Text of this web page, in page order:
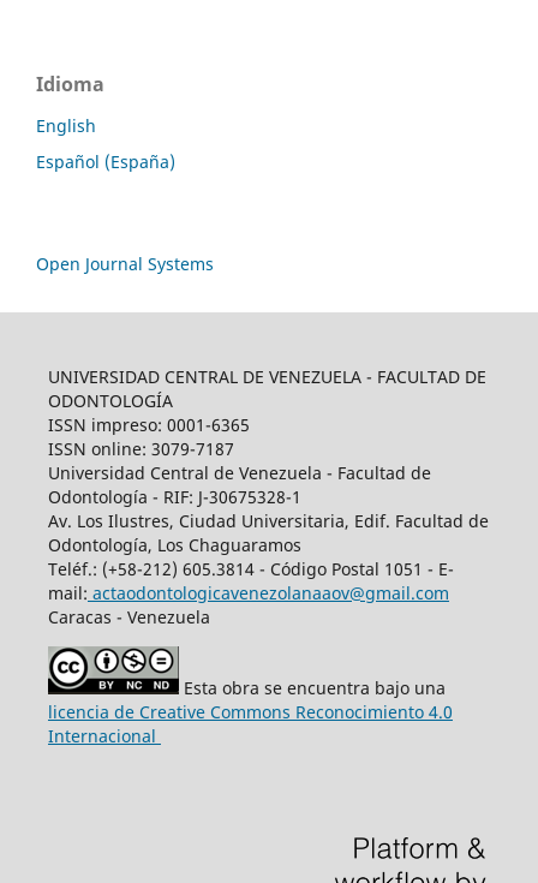
Idioma
English
Español (España)
Open Journal Systems
UNIVERSIDAD CENTRAL DE VENEZUELA - FACULTAD DE
ODONTOLOGÍA
ISSN impreso: 0001-6365
ISSN online: 3079-7187
Universidad Central de Venezuela - Facultad de
Odontología - RIF: J-30675328-1
Av. Los Ilustres, Ciudad Universitaria, Edif. Facultad de
Odontología, Los Chaguaramos
Teléf.: (+58-212) 605.3814 - Código Postal 1051 - E-
mail: actaodontologicavenezolanaaov@gmail.com
Caracas - Venezuela
Esta obra se encuentra bajo una
licencia de Creative Commons Reconocimiento 4.0
Internacional